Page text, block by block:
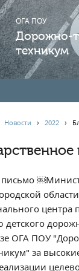
ОГА ПОУ
Дорожно-
техникум
образования
Новости ›2022 ›
письмо
центра
ОГА ПОУ
за